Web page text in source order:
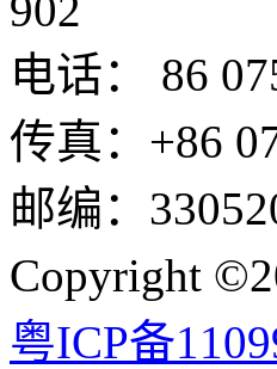
电话： 86
传真：+86
邮编：
Copyright
粤ICP备